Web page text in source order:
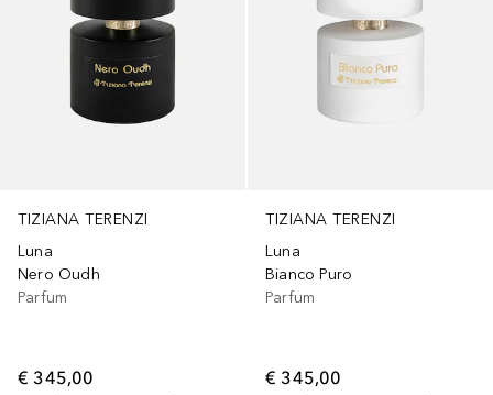
TIZIANA TERENZI
Luna
Nero Oudh
Parfum
€ 345,00
TIZIANA TERENZI
Luna
Bianco Puro
Parfum
€ 345,00